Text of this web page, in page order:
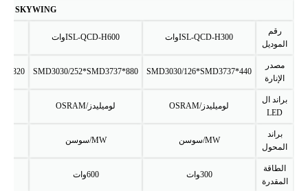
SKYWING الثامن - الخطة ب - 150 ليومن
رقم
الموديل
ISL-QCD-H300وات ISL-QCD-H600وات
مصدر
الإنارة
440*SMD3030/126*SMD3737
880*SMD3030/252*SMD3737
1320*SMD3030/378*SMD3737
براند ال
LED
لوميليدز/OSRAM لوميليدز/OSRAM
براند
المحول
MW/سوسن MW/سوسن
الطاقة
المقدرة
300وات 600وات